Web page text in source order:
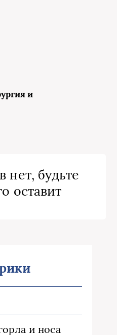
и
нет, будьте
оставит
и носа